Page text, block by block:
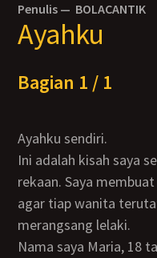
Penulis — BOLACANTIK
Ayahku
Bagian 1 / 1
Ayahku sendiri.
Ini adalah kisah saya semasa kecil dan bukan cerita
rekaan. Saya
agar tiap wanita
merangsang lelaki.
Nama saya Maria, 18 tahun, Kejadian ini bermula pada